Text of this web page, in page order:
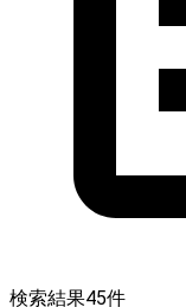
検索結果45件